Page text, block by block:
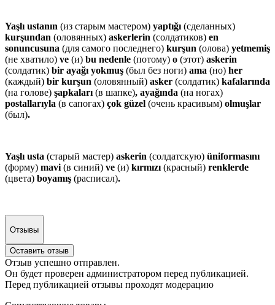
Yaşlı ustanın (из старым мастером) yaptığı (сделанных)
kurşundan (оловянных) askerlerin (солдатиков) en
sonuncusuna (для самого последнего) kurşun (олова) yetmemiş
(не хватило) ve (и) bu nedenle (потому) o (этот) askerin
(солдатик) bir ayağı yokmuş (был без ноги) ama (но) her
(каждый) bir kurşun (оловянный) asker (солдатик) kafalarında
(на голове) şapkaları (в шапке), ayağında (на ногах)
postallarıyla (в сапогах) çok güzel (очень красивым) olmuşlar
(был).
Yaşlı usta (старый мастер) askerin (солдатскую) üniformasını
(форму) mavi (в синий) ve (и) kırmızı (красный) renklerde
(цвета) boyamış (расписал).
Отзывы
Оставить отзыв
Отзыв успешно отправлен.
Он будет проверен администратором перед публикацией.
Перед публикацией отзывы проходят модерацию